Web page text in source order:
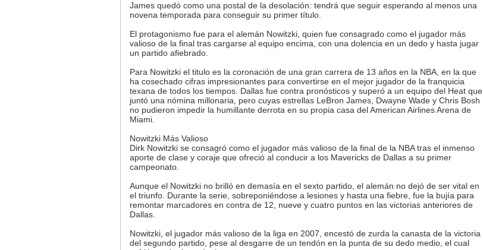
James quedó como una postal de la desolación: tendrá que seguir esperando al menos una
novena temporada para conseguir su primer título.
El protagonismo fue para el alemán Nowitzki, quien fue consagrado como el jugador más
valioso de la final tras cargarse al equipo encima, con una dolencia en un dedo y hasta jugar
un partido afiebrado.
Para Nowitzki el titulo es la coronación de una gran carrera de 13 años en la NBA, en la que
ha cosechado cifras impresionantes para convertirse en el mejor jugador de la franquicia
texana de todos los tiempos. Dallas fue contra pronósticos y superó a un equipo del Heat que
juntó una nómina millonaria, pero cuyas estrellas LeBron James, Dwayne Wade y Chris Bosh
no pudieron impedir la humillante derrota en su propia casa del American Airlines Arena de
Miami.
Nowitzki Más Valioso
Dirk Nowitzki se consagró como el jugador más valioso de la final de la NBA tras el inmenso
aporte de clase y coraje que ofreció al conducir a los Mavericks de Dallas a su primer
campeonato.
Aunque el Nowitzki no brilló en demasía en el sexto partido, el alemán no dejó de ser vital en
el triunfo. Durante la serie, sobreponiéndose a lesiones y hasta una fiebre, fue la bujía para
remontar marcadores en contra de 12, nueve y cuatro puntos en las victorias anteriores de
Dallas.
Nowitzki, el jugador más valioso de la liga en 2007, encestó de zurda la canasta de la victoria
del segundo partido, pese al desgarre de un tendón en la punta de su dedo medio, el cual